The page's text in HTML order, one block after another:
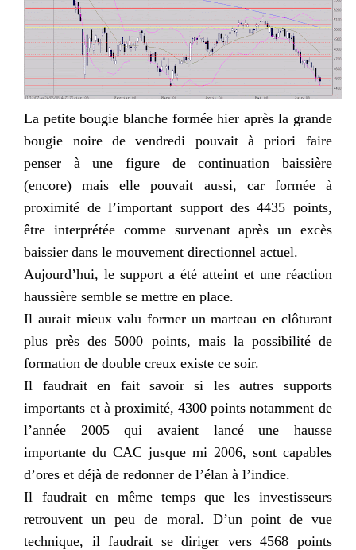
La petite bougie blanche formée hier après la grande
bougie noire de vendredi pouvait à priori faire
penser à une figure de continuation baissière
(encore) mais elle pouvait aussi, car formée à
proximité de l’important support des 4435 points,
être interprétée comme survenant après un excès
baissier dans le mouvementdirectionnel actuel.
Aujourd’hui, le support a été atteint et une réaction
haussière semble se mettre en place.
Il aurait mieux valu former un marteau en clôturant
plus près des 5000 points, mais la possibilité de
formation de double creux existe ce soir.
Il faudrait en fait savoir si les autres supports
importants et à proximité, 4300 points notamment de
l’année 2005 qui avaient lancé une hausse
importante duCAC jusque mi 2006, sont capables
d’ores et déjà de redonner de l’élan à l’indice.
Il faudrait en même temps que les investisseurs
retrouvent un peu de moral. D’un point de vue
technique, il faudrait se diriger vers 4568 points